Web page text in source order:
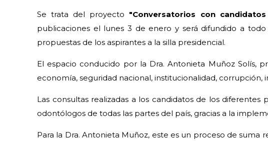
Se trata del proyecto "Conversatorios con
publicaciones el lunes 3 de enero y será difundido a
propuestas de los aspirantes a la silla presidencial.
El espacio conducido por la Dra. Antonieta Muñoz Solís,
economía, seguridad nacional, institucionalidad,
Las consultas realizadas a los candidatos de los
odontólogos de todas las partes del país, gracias a la
Para la Dra. Antonieta Muñoz, este es un proceso de suma